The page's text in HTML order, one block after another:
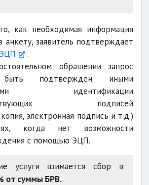
как необходимая информация
анкету, заявитель подтверждает
ЭЦП
.
обращении запрос
подтвержден иными
идентификации
подписей
электронная подпись и т.д.)
когда нет возможности
с помощью ЭЦП.
услуги взимается сбор в
от суммы БРВ.